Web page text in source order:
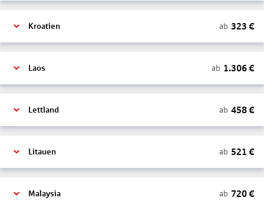
Kroatien ab 323 €
Laos ab 1.306€
Lettland ab 458€
Litauen ab 521 €
Malaysia ab 720€